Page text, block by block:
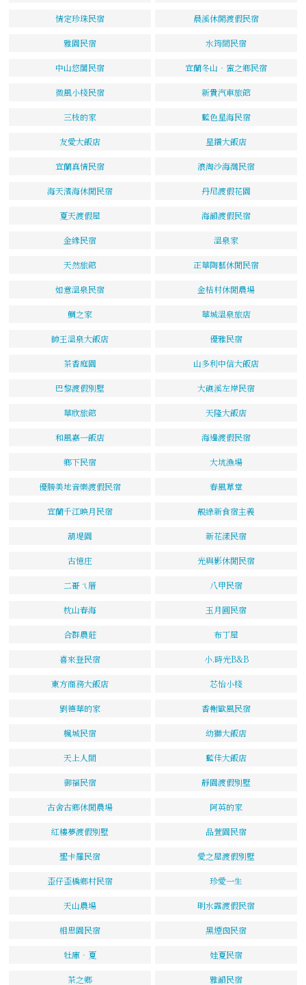
情定珍珠民宿 晨溪休閒渡假民宿
雅園民宿 水筠間民宿
中山悠閣民宿 宜蘭冬山‧蜜之鄉民宿
微風小棧民宿 新貴汽車旅館
三枝的家 藍色星海民宿
友愛大飯店 星鑽大飯店
宜蘭真情民宿 浪淘沙海灣民宿
海天濱海休閒民宿 丹尼渡假花園
夏天渡假屋 海韻渡假民宿
金緣民宿 溫泉家
天然旅館 正華陶藝休閒民宿
如意溫泉民宿 金桔村休閒農場
鯛之家 華城溫泉旅店
帥王溫泉大飯店 優雅民宿
茶香庭園 山多利中信大飯店
巴黎渡假別墅 大礁溪左岸民宿
華欣旅館 天隆大飯店
和風嘉一飯店 海邊渡假民宿
鄉下民宿 大坑漁場
優勝美地音樂渡假民宿 春風草堂
宜蘭千江映月民宿 靚綠新食宿主義
葫堤園 新花漾民宿
古憶庄 光與影休閒民宿
二哥ㄟ厝 八甲民宿
枕山春海 玉月圓民宿
合群農莊 布丁屋
喜來登民宿 小.時光B&B
東方商務大飯店 芯怡小棧
劉德華的家 香榭歐風民宿
楓城民宿 幼獅大飯店
天上人間 藍佳大飯店
御福民宿 靜園渡假別墅
古舍古鄉休閒農場 阿英的家
紅樓夢渡假別墅 品萱園民宿
聖卡羅民宿 愛之屋渡假別墅
歪仔歪橋鄉村民宿 珍愛一生
天山農場 明水露渡假民宿
相思園民宿 黑煙囪民宿
牡庫．夏 娃夏民宿
茶之鄉 雅韻民宿